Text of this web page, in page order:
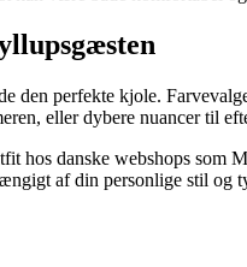
den perfekte kjole.
eller dybere nuancer til
hos danske webshops
af din personlige stil og